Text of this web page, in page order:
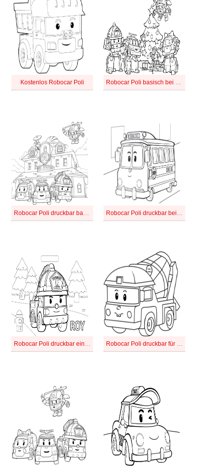
Kostenlos Robocar Poli Robocar Poli basisch bei Kindern
Robocar Poli druckbar basisch Robocar Poli druckbar bei Kindern
Robocar Poli druckbar einfach Robocar Poli druckbar für Kinder